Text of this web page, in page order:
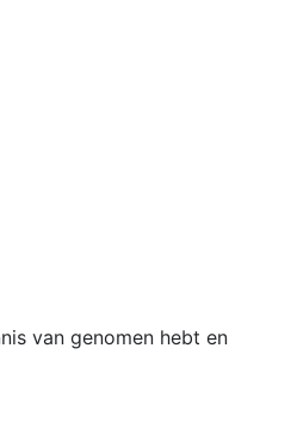
van genomen hebt en